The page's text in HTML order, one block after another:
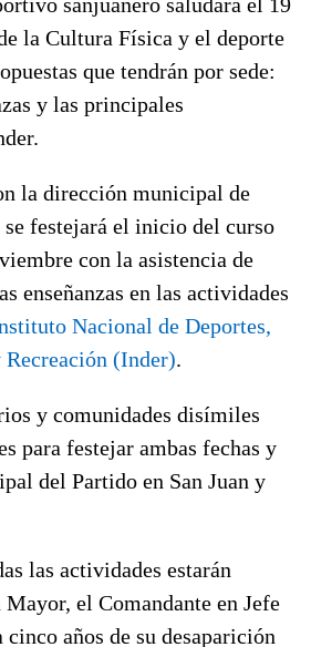
la Cultura Física y el deporte
que tendrán por sede:
y las principales
la dirección municipal de
festejará el inicio del curso
con la asistencia de
enseñanzas en las actividades
Nacional de Deportes,
(Inder).
y comunidades disímiles
para festejar ambas fechas y
del Partido en San Juan y
las actividades estarán
el Comandante en Jefe
años de su desaparición